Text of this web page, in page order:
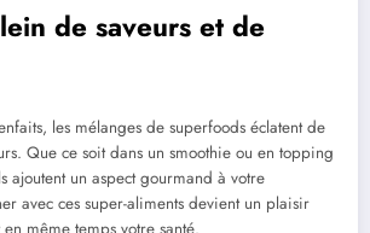
de saveurs et de
les mélanges de superfoods éclatent de
Que ce soit dans un smoothie ou en topping
ajoutent un aspect gourmand à votre
avec ces super-aliments devient un plaisir
même temps votre santé.